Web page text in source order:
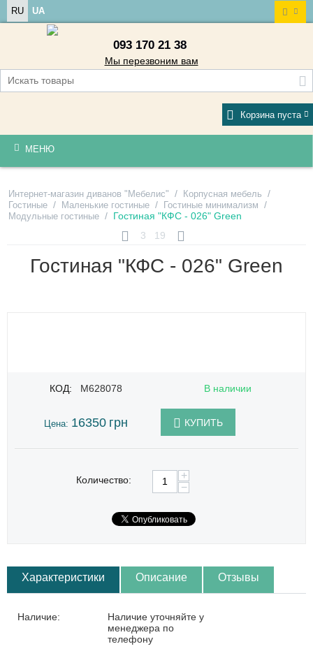
RU UA
093 170 21 38
Мы перезвоним вам
Корзина пуста
МЕНЮ
Интернет-магазин диванов "Мебелис" / Корпусная мебель /
Гостиные / Маленькие гостиные / Гостиные минимализм /
Модульные гостиные / Гостиная "КФС - 026" Green
3
19
Гостиная "КФС - 026" Green
КОД: M628078 В наличии
Цена: 16350 грн КУПИТЬ
Количество:
+
−
Характеристики Описание Отзывы
Наличие:
Наличие уточняйте у
менеджера по
телефону